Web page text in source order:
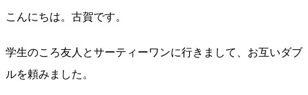
こんにちは。古賀です。
学生のころ友人とサーティーワンに行きまして、お互いダブ
ルを頼みました。